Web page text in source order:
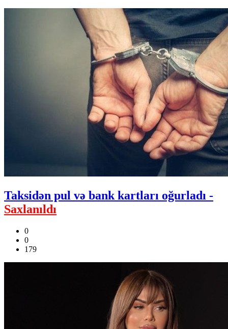
Taksidən pul və bank kartları oğurladı -
Saxlanıldı
0
0
179